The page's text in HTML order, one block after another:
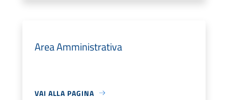
Area Amministrativa
VAI ALLA PAGINA